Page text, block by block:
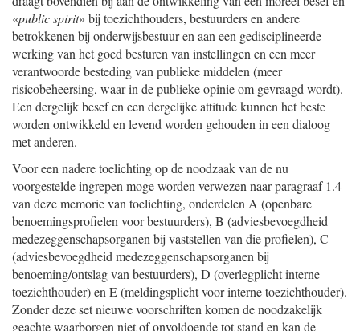
«public spirit» bij toezichthouders, bestuurders en andere
betrokkenen bij onderwijsbestuur en aan een gedisciplineerde
werking van het goed besturen van instellingen en een meer
verantwoorde besteding van publieke middelen (meer
risicobeheersing, waar in de publieke opinie om gevraagd wordt).
Een dergelijk besef en een dergelijke attitude kunnen het beste
worden ontwikkeld en levend worden gehouden in een dialoog
met anderen.
Voor een nadere toelichting op de noodzaak van de nu
voorgestelde ingrepen moge worden verwezen naar paragraaf 1.4
van deze memorie van toelichting, onderdelen A (openbare
benoemingsprofielen voor bestuurders), B (adviesbevoegdheid
medezeggenschapsorganen bij vaststellen van die profielen), C
(adviesbevoegdheid medezeggenschapsorganen bij
benoeming/ontslag van bestuurders), D (overlegplicht interne
toezichthouder) en E (meldingsplicht voor interne toezichthouder).
Zonder deze set nieuwe voorschriften komen de noodzakelijk
geachte waarborgen niet of onvoldoende tot stand en kan de